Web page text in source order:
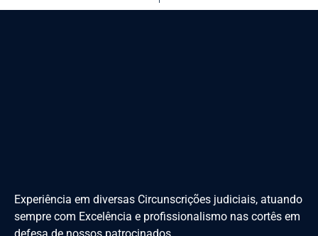
Experiência em diversas Circunscrições judiciais, atuando
sempre com Excelência e profissionalismo nas cortês em